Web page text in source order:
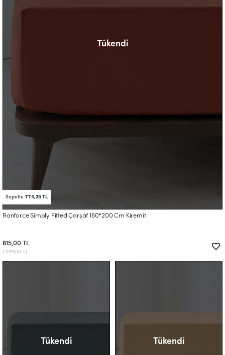
Sepette 774,25 TL
Tükendi
Ranforce Simply Fitted Çarşaf 160*200 Cm Kiremit
815,00 TL
1.029,00 TL
Tükendi Tükendi